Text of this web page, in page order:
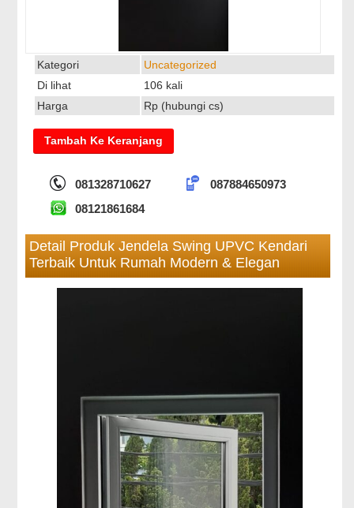
Kategori
Uncategorized
Di lihat
106 kali
Harga
Rp (hubungi cs)
081328710627
087884650973
08121861684
Detail Produk Jendela Swing UPVC Kendari
Terbaik Untuk Rumah Modern & Elegan